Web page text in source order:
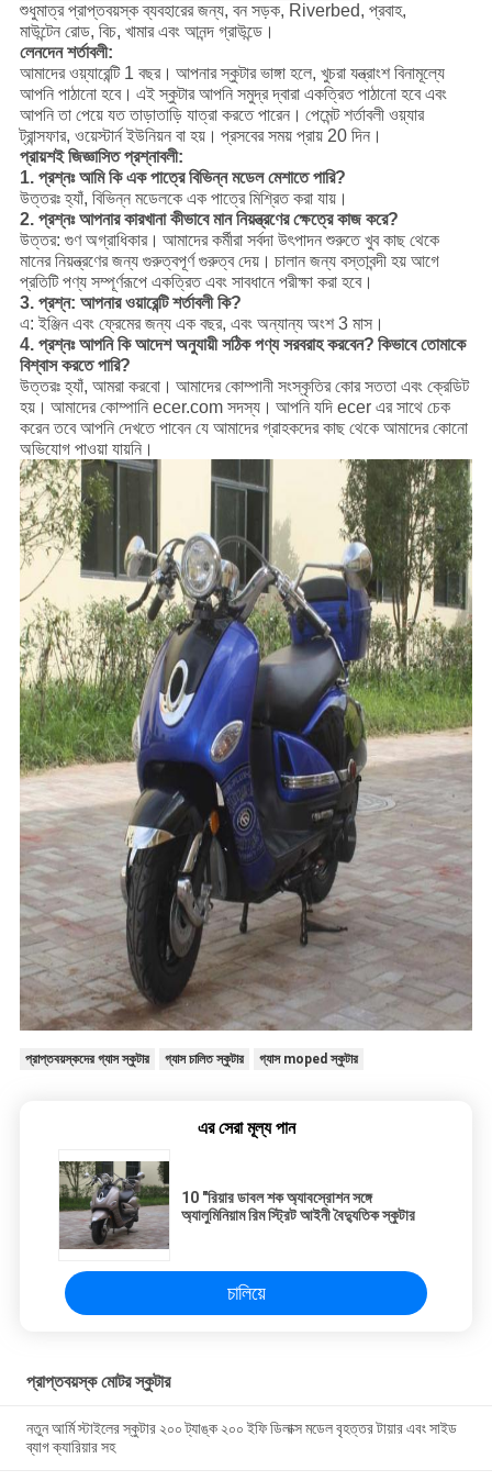
শুধুমাত্র প্রাপ্তবয়স্ক ব্যবহারের জন্য, বন সড়ক, Riverbed, প্রবাহ,
মাউন্টেন রোড, বিচ, খামার এবং আনন্দ গ্রাউন্ডে।
লেনদেন শর্তাবলী:
আমাদের ওয়্যারেন্টি 1 বছর। আপনার স্কুটার ভাঙ্গা হলে, খুচরা যন্ত্রাংশ বিনামূল্যে
আপনি পাঠানো হবে। এই স্কুটার আপনি সমুদ্র দ্বারা একত্রিত পাঠানো হবে এবং
আপনি তা পেয়ে যত তাড়াতাড়ি যাত্রা করতে পারেন। পেমেন্ট শর্তাবলী ওয়্যার
ট্রান্সফার, ওয়েস্টার্ন ইউনিয়ন বা হয়। প্রসবের সময় প্রায় 20 দিন।
প্রায়শই জিজ্ঞাসিত প্রশ্নাবলী:
1. প্রশ্নঃ আমি কি এক পাত্রে বিভিন্ন মডেল মেশাতে পারি?
উত্তরঃ হ্যাঁ, বিভিন্ন মডেলকে এক পাত্রে মিশ্রিত করা যায়।
2. প্রশ্নঃ আপনার কারখানা কীভাবে মান নিয়ন্ত্রণের ক্ষেত্রে কাজ করে?
উত্তর: গুণ অগ্রাধিকার। আমাদের কর্মীরা সর্বদা উৎপাদন শুরুতে খুব কাছ থেকে
মানের নিয়ন্ত্রণের জন্য গুরুত্বপূর্ণ গুরুত্ব দেয়। চালান জন্য বস্তাবন্দী হয় আগে
প্রতিটি পণ্য সম্পূর্ণরূপে একত্রিত এবং সাবধানে পরীক্ষা করা হবে।
3. প্রশ্ন: আপনার ওয়ারেন্টি শর্তাবলী কি?
এ: ইঞ্জিন এবং ফ্রেমের জন্য এক বছর, এবং অন্যান্য অংশ 3 মাস।
4. প্রশ্নঃ আপনি কি আদেশ অনুযায়ী সঠিক পণ্য সরবরাহ করবেন? কিভাবে তোমাকে
বিশ্বাস করতে পারি?
উত্তরঃ হ্যাঁ, আমরা করবো। আমাদের কোম্পানী সংস্কৃতির কোর সততা এবং ক্রেডিট
হয়। আমাদের কোম্পানি ecer.com সদস্য। আপনি যদি ecer এর সাথে চেক
করেন তবে আপনি দেখতে পাবেন যে আমাদের গ্রাহকদের কাছ থেকে আমাদের কোনো
অভিযোগ পাওয়া যায়নি।
প্রাপ্তবয়স্কদের গ্যাস স্কুটার গ্যাস চালিত স্কুটার গ্যাস moped স্কুটার
এর সেরা মূল্য পান
10 "রিয়ার ডাবল শক অ্যাবস্রোশন সঙ্গে
অ্যালুমিনিয়াম রিম স্ট্রিট আইনী বৈদ্যুতিক স্কুটার
চালিয়ে
প্রাপ্তবয়স্ক মোটর স্কুটার
নতুন আর্মি স্টাইলের স্কুটার ২০০ ট্যাঙ্ক ২০০ ইফি ডিলাক্স মডেল বৃহত্তর টায়ার এবং সাইড
ব্যাগ ক্যারিয়ার সহ